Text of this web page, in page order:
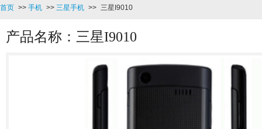
首页 >> 手机 >> 三星手机 >> 三星I9010
产品名称：三星I9010